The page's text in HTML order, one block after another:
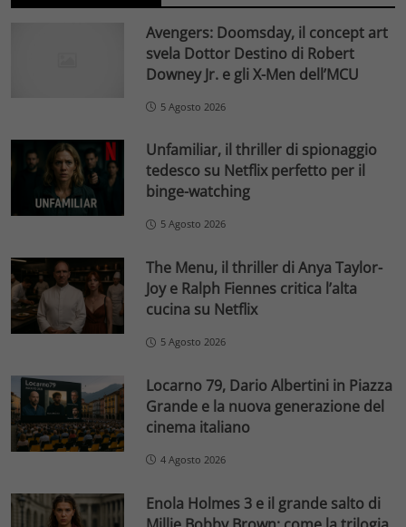
Avengers: Doomsday, il concept art
svela Dottor Destino di Robert
Downey Jr. e gli X-Men dell’MCU
5 Agosto 2026
Unfamiliar, il thriller di spionaggio
tedesco su Netflix perfetto per il
binge-watching
5 Agosto 2026
The Menu, il thriller di Anya Taylor-
Joy e Ralph Fiennes critica l’alta
cucina su Netflix
5 Agosto 2026
Locarno 79, Dario Albertini in Piazza
Grande e la nuova generazione del
cinema italiano
4 Agosto 2026
Enola Holmes 3 e il grande salto di